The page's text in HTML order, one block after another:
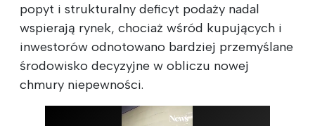
popyt i strukturalny deficyt podaży nadal
wspierają rynek, chociaż wśród kupujących i
inwestorów odnotowano bardziej przemyślane
środowisko decyzyjne w obliczu nowej
chmury niepewności.